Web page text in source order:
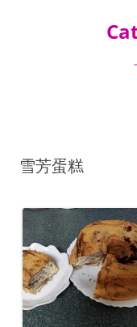
雪芳蛋糕